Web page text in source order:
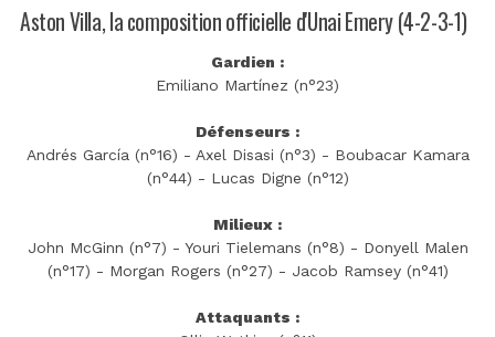
Aston Villa, la composition officielle d'Unai Emery (4-2-3-1)
Gardien :
Emiliano Martínez (n°23)
Défenseurs :
Andrés García (n°16) - Axel Disasi (n°3) - Boubacar Kamara
(n°44) - Lucas Digne (n°12)
Milieux :
John McGinn (n°7) - Youri Tielemans (n°8) - Donyell Malen
(n°17) - Morgan Rogers (n°27) - Jacob Ramsey (n°41)
Attaquants :